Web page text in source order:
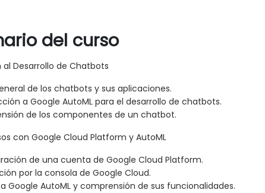
del curso
Desarrollo de Chatbots
de los chatbots y sus aplicaciones.
a Google AutoML para el desarrollo de chatbots.
de los componentes de un chatbot.
con Google Cloud Platform y AutoML
de una cuenta de Google Cloud Platform.
por la consola de Google Cloud.
Google AutoML y comprensión de sus funcionalidades.